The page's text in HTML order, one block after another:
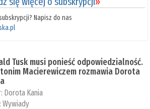
Napisz do nas
Tusk musi ponieść odpowiedzialność.
Macierewiczem rozmawia Dorota
Dorota Kania
Wywiady